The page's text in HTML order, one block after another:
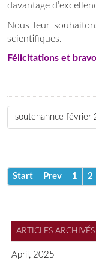
davantage
Nous leur
scientifiques.
Félicitations et
soutenannce février
Start Prev 1 2
ARTICLES ARCHIVÉS
April, 2025